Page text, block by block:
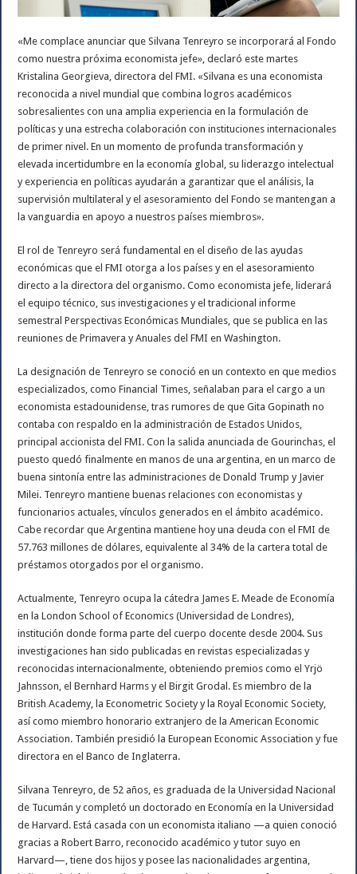
«Me complace anunciar que Silvana Tenreyro se incorporará al Fondo
como nuestra próxima economista jefe», declaró este martes
Kristalina Georgieva, directora del FMI. «Silvana es una economista
reconocida a nivel mundial que combina logros académicos
sobresalientes con una amplia experiencia en la formulación de
políticas y una estrecha colaboración con instituciones internacionales
de primer nivel. En un momento de profunda transformación y
elevada incertidumbre en la economía global, su liderazgo intelectual
y experiencia en políticas ayudarán a garantizar que el análisis, la
supervisión multilateral y el asesoramiento del Fondo se mantengan a
la vanguardia en apoyo a nuestros países miembros».
El rol de Tenreyro será fundamental en el diseño de las ayudas
económicas que el FMI otorga a los países y en el asesoramiento
directo a la directora del organismo. Como economista jefe, liderará
el equipo técnico, sus investigaciones y el tradicional informe
semestral Perspectivas Económicas Mundiales, que se publica en las
reuniones de Primavera y Anuales del FMI en Washington.
La designación de Tenreyro se conoció en un contexto en que medios
especializados, como Financial Times, señalaban para el cargo a un
economista estadounidense, tras rumores de que Gita Gopinath no
contaba con respaldo en la administración de Estados Unidos,
principal accionista del FMI. Con la salida anunciada de Gourinchas, el
puesto quedó finalmente en manos de una argentina, en un marco de
buena sintonía entre las administraciones de Donald Trump y Javier
Milei. Tenreyro mantiene buenas relaciones con economistas y
funcionarios actuales, vínculos generados en el ámbito académico.
Cabe recordar que Argentina mantiene hoy una deuda con el FMI de
57.763 millones de dólares, equivalente al 34% de la cartera total de
préstamos otorgados por el organismo.
Actualmente, Tenreyro ocupa la cátedra James E. Meade de Economía
en la London School of Economics (Universidad de Londres),
institución donde forma parte del cuerpo docente desde 2004. Sus
investigaciones han sido publicadas en revistas especializadas y
reconocidas internacionalmente, obteniendo premios como el Yrjö
Jahnsson, el Bernhard Harms y el Birgit Grodal. Es miembro de la
British Academy, la Econometric Society y la Royal Economic Society,
así como miembro honorario extranjero de la American Economic
Association. También presidió la European Economic Association y fue
directora en el Banco de Inglaterra.
Silvana Tenreyro, de 52 años, es graduada de la Universidad Nacional
de Tucumán y completó un doctorado en Economía en la Universidad
de Harvard. Está casada con un economista italiano —a quien conoció
gracias a Robert Barro, reconocido académico y tutor suyo en
Harvard—, tiene dos hijos y posee las nacionalidades argentina,